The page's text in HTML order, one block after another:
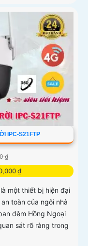
IPC-S21FTP
₫
₫
một thiết bị hiện đại
toàn của ngôi nhà
đêm Hồng Ngoại
sát rõ ràng trong